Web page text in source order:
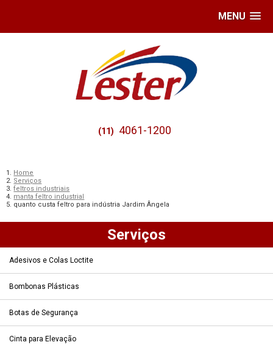
MENU
(11) 4061-1200
Home
Serviços
feltros industriais
manta feltro industrial
quanto custa feltro para indústria Jardim Ângela
Serviços
Adesivos e Colas Loctite
Bombonas Plásticas
Botas de Segurança
Cinta para Elevação